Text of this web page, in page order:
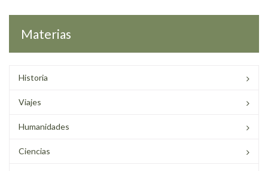
Materias
Historia
Viajes
Humanidades
Ciencias